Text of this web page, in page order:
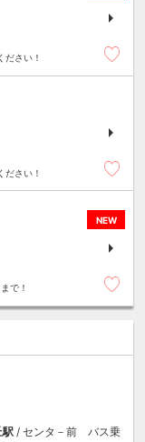
ださい！
ださい！
NEW
で！
駅 / センタ－前 バス乗